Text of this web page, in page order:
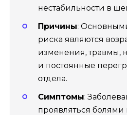
нестабильности в
Причины:
риска являются
изменения, травмы,
и постоянные
отдела.
Симптомы:
проявляться болями